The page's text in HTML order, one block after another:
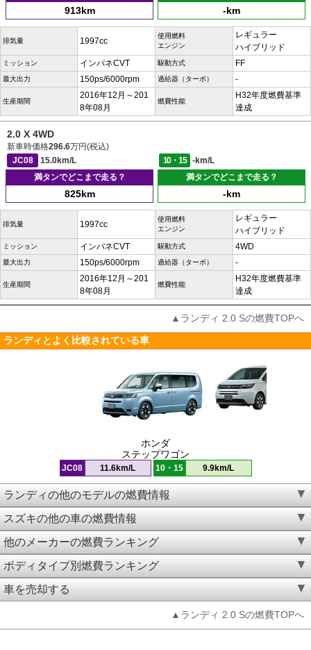
913km -km
排気量 1997cc
使用燃料
エンジン
レギュラー
ハイブリッド
ミッション インパネCVT 駆動方式 FF
最大出力 150ps/6000rpm 過給器（ターボ） -
生産期間
2016年12月～201
8年08月
燃費性能
H32年度燃費基準
達成
2.0 X 4WD
新車時価格296.6万円(税込)
JC08
15.0km/L 10・15
-km/L
満タンでどこまで走る？
825km
満タンでどこまで走る？
-km
排気量 1997cc
使用燃料
エンジン
レギュラー
ハイブリッド
ミッション インパネCVT 駆動方式 4WD
最大出力 150ps/6000rpm 過給器（ターボ） -
生産期間
2016年12月～201
8年08月
燃費性能
H32年度燃費基準
達成
▲ランディ 2.0 Sの燃費TOPへ
ランディとよく比較されている車
ホンダ
ステップワゴン
JC08 11.6km/L 10・15 9.9km/L
ランディの他のモデルの燃費情報
スズキの他の車の燃費情報
他のメーカーの燃費ランキング
ボディタイプ別燃費ランキング
車を売却する
▲ランディ 2.0 Sの燃費TOPへ